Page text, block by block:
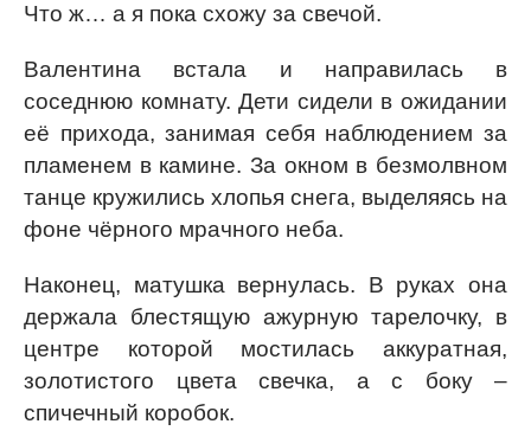
Что ж… а я пока схожу за свечой.
Валентина встала и направилась в
соседнюю комнату. Дети сидели в ожидании
её прихода, занимая себя наблюдением за
пламенем в камине. За окном в безмолвном
танце кружились хлопья снега, выделяясь на
фоне чёрного мрачного неба.
Наконец, матушка вернулась. В руках она
держала блестящую ажурную тарелочку, в
центре которой мостилась аккуратная,
золотистого цвета свечка, а с боку –
спичечный коробок.